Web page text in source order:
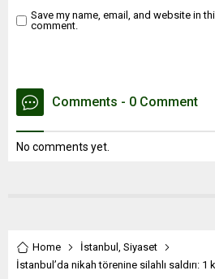
Save my name, email, and website in
comment.
Comments - 0 Comment
No comments yet.
Home İstanbul , Siyaset
İstanbul’da nikah törenine silahlı saldırı: 1